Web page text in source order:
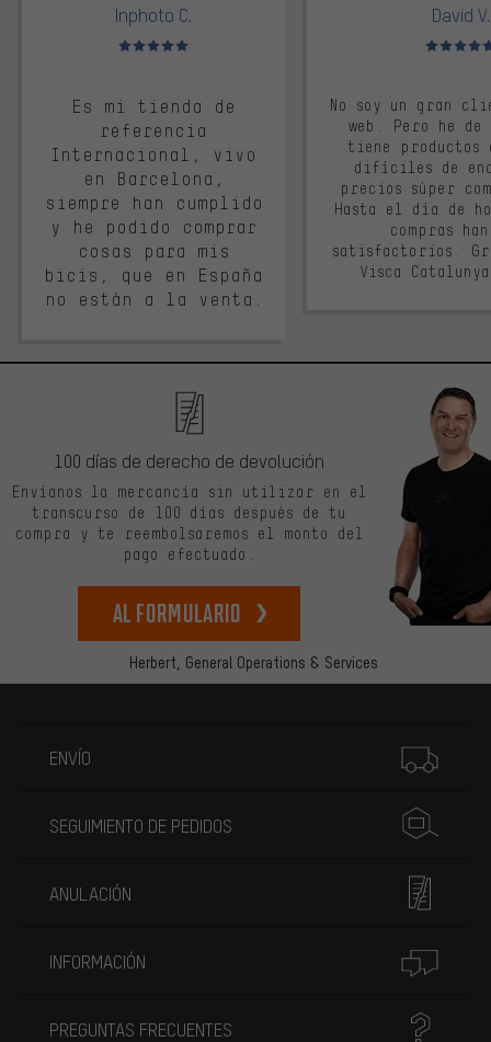
Inphoto C.
Valoración media: 5 de 5
Es mi tienda de
referencia
Internacional, vivo
en Barcelona,
siempre han cumplido
y he podido comprar
cosas para mis
bicis, que en España
no están a la venta.
David V.
Valoración
No soy un gran
web. Pero he
tiene productos
difíciles de
precios súper
Hasta el día de
compras
satisfactorios.
Visca
Herbert, General Operations & Services
100 días de derecho de devolución
Envíanos la mercancía sin utilizar en el
transcurso de 100 días después de tu
compra y te reembolsaremos el monto del
pago efectuado.
Al formulario
ENVÍO
SEGUIMIENTO DE PEDIDOS
ANULACIÓN
INFORMACIÓN
PREGUNTAS FRECUENTES